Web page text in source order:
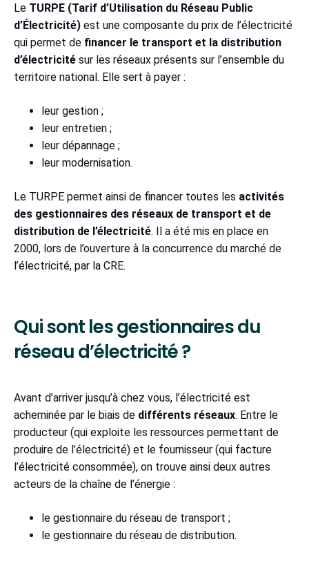
Le TURPE (Tarif d’Utilisation du Réseau Public
d’Électricité) est une composante du prix de l’électricité
qui permet de financer le transport et la distribution
d’électricité sur les réseaux présents sur l’ensemble du
territoire national. Elle sert à payer :
leur gestion ;
leur entretien ;
leur dépannage ;
leur modernisation.
Le TURPE permet ainsi de financer toutes les activités
des gestionnaires des réseaux de transport et de
distribution de l’électricité. Il a été mis en place en
2000, lors de l’ouverture à la concurrence du marché de
l’électricité, par la CRE.
Qui sont les gestionnaires du
réseau d’électricité ?
Avant d’arriver jusqu’à chez vous, l’électricité est
acheminée par le biais de différents réseaux. Entre le
producteur (qui exploite les ressources permettant de
produire de l’électricité) et le fournisseur (qui facture
l’électricité consommée), on trouve ainsi deux autres
acteurs de la chaîne de l’énergie :
le gestionnaire du réseau de transport ;
le gestionnaire du réseau de distribution.